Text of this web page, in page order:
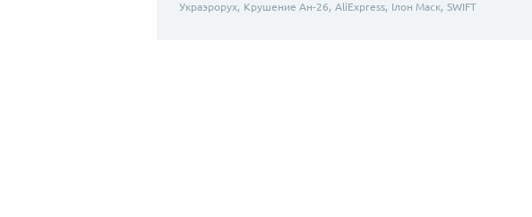
Украэрорух, Крушение Ан-26, AliExpress, Ілон Маск, SWIFT